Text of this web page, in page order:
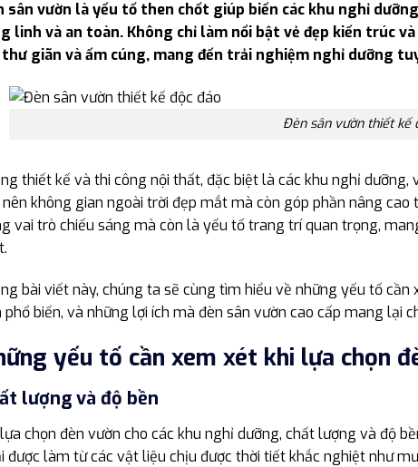
sân vườn là yếu tố then chốt giúp biến các khu nghỉ
linh và an toàn. Không chỉ làm nổi bật vẻ đẹp kiến trúc
giãn và ấm cúng, mang đến trải nghiệm nghỉ dưỡng
Đèn sân vườn thiết kế
thiết kế và thi công nội thất, đặc biệt là các khu nghỉ dưỡng,
không gian ngoài trời đẹp mắt mà còn góp phần nâng
vai trò chiếu sáng mà còn là yếu tố trang trí quan trọng,
bài viết này, chúng ta sẽ cùng tìm hiểu về những yếu tố cần
phổ biến, và những lợi ích mà đèn sân vườn cao cấp mang lại
yếu tố cần xem xét khi lựa chọn
lượng và độ bền
chọn đèn vườn cho các khu nghỉ dưỡng, chất lượng và độ
được làm từ các vật liệu chịu được thời tiết khắc nghiệt như